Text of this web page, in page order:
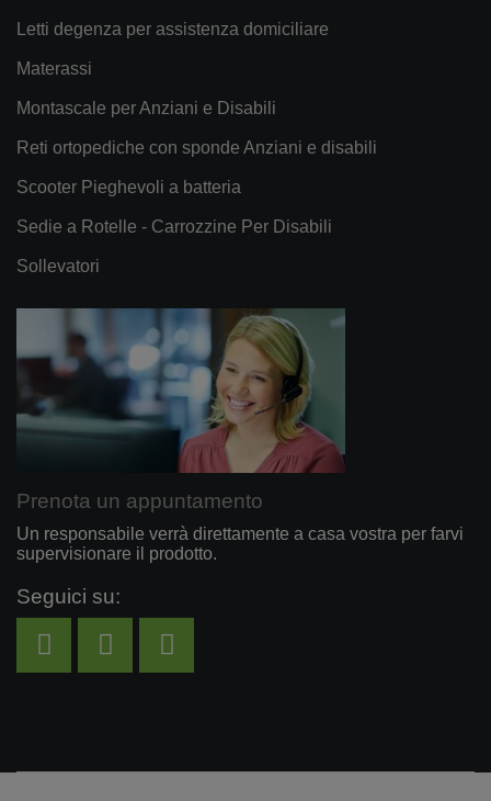
Letti degenza per assistenza domiciliare
Materassi
Montascale per Anziani e Disabili
Reti ortopediche con sponde Anziani e disabili
Scooter Pieghevoli a batteria
Sedie a Rotelle - Carrozzine Per Disabili
Sollevatori
Prenota un appuntamento
Un responsabile verrà direttamente a casa vostra per farvi
supervisionare il prodotto.
Seguici su: